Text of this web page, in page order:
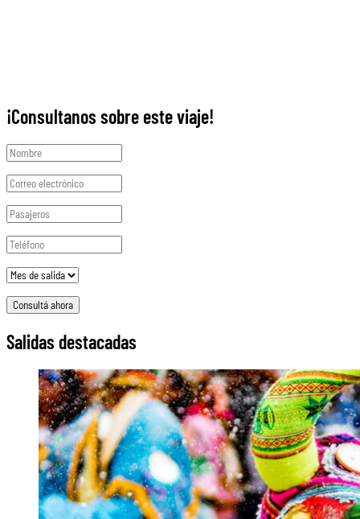
¡Consultanos sobre este viaje!
Salidas destacadas